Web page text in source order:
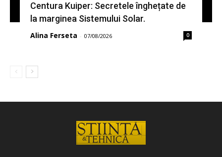
Centura Kuiper: Secretele înghețate de
la marginea Sistemului Solar.
Alina Ferseta - 07/08/2026 0